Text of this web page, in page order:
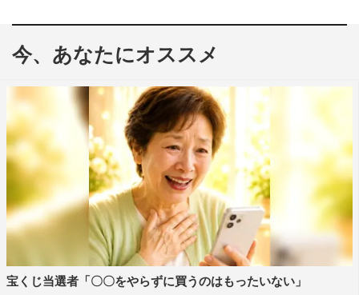
いるという。発売から28年が経ち、変わったことは「声の
変化」だと語る德永のパフォーマンスに注目だ。
この日はほかに、A.B.C-Zが「JOYしたいキモチ」、
CHEMISTRYが「Heaven Only Knows」と「Point of No
Return」の2曲、AAAが「DEJAVU」、Perfumeが
「Future Pop」、Mrs. GREEN APPLEが「青と夏」を披
露する。
また、“親から教えてもらった好きな曲”を調査する企画
の特別編として、今回は芸能界の二世タレントたちが回
答。石原良純、渡辺裕太、IMALU、岡田結実、紅蘭、小園
凌央、高橋真麻、花田優一、Mattが親から教えてもらった
今、あなたにオススメ
宝くじ当選者「〇〇をやらずに買うのはもったいない」